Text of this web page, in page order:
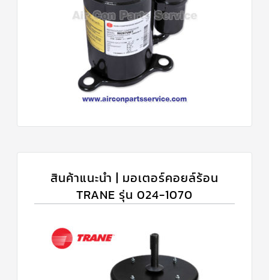
สินค้าแนะนำ | มอเตอร์คอยล์ร้อน
TRANE รุ่น 024-1070